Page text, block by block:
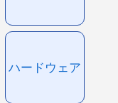
ハードウェア